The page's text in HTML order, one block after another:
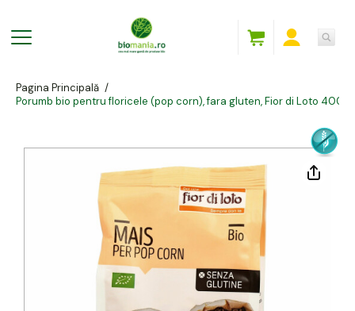
Pagina Principală /
Porumb bio pentru floricele (pop corn), fara gluten, Fior di Loto 400g